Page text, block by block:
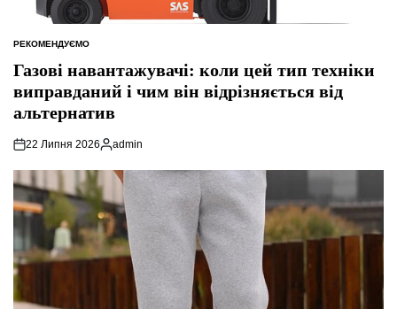
ОПУБЛІКУВАТИ
РЕКОМЕНДУЄМО
Газові навантажувачі: коли цей тип техніки
виправданий і чим він відрізняється від
альтернатив
22 Липня 2026
Опубліковано
admin